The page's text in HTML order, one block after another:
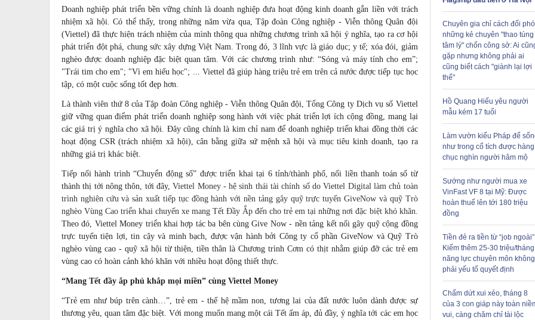
Doanh nghiệp phát triển bền vững chính là doanh nghiệp đưa hoạt động kinh doanh gắn liền với trách
nhiệmxã hội. Có thể thấy, trong những năm vừa qua, Tập đoàn Công nghiệp - Viễn thông Quân đội
(Viettel) đã thực hiện trách nhiệm của mình thông qua những chương trình xã hội ý nghĩa, tạo ra cơ hội
phát triển đột phá, chung sức xây dựng Việt Nam. Trong đó, 3 lĩnh vực là giáo dục; y tế; xóa đói, giảm
nghèo được doanh nghiệp đặc biệt quan tâm. Với các chương trình như: “Sóng và máy tínhcho em”;
"Trái tim cho em"; "Vì em hiếu học"; ... Viettel đã giúp hàng triệu trẻ em trên cả nước được tiếp tục học
tập, có một cuộc sống tốt đẹp hơn.
Là thành viên thứ 8 của Tập đoàn Công nghiệp - Viễn thông Quân đội, Tổng Công ty Dịch vụ số Viettel
giữ vững quan điểm phát triển doanh nghiệp song hành với việc phát triển lợi ích cộng đồng, mang lại
các giá trị ý nghĩa cho xã hội. Đây cũng chính là kim chỉ nam để doanh nghiệp triển khai đồng thời các
hoạt động CSR (trách nhiệm xã hội), cân bằng giữa sứ mệnh xã hội và mục tiêu kinh doanh, tạo ra
những giá trị khác biệt.
Tiếp nối hành trình “Chuyển động số” được triển khai tại 6 tỉnh/thành phố, nối liền thanh toán số từ
thành thị tới nông thôn, tới đây,Viettel Money - hệ sinh thái tài chính số do Viettel Digital làm chủ toàn
trình nghiên cứu và sản xuất tiếp tục đồng hành với nền tảng gây quỹ trực tuyến GiveNow và quỹ Trò
nghèo Vùng Cao triển khai chuyến xe mang Tết Đầy Ắp đến cho trẻ em tại những nơi đặc biệt khó khăn.
Theo đó, Viettel Money triển khai hợp tác ba bên cùng Give Now - nền tảng kết nối gây quỹ cộng đồng
trực tuyến tiện lợi, tin cậy và minh bạch, được vận hành bởi Công ty cổ phần GiveNow và Quỹ Trò
nghèo vùng cao - quỹ xã hội từ thiện, tiền thân là Chương trình Cơm có thịt nhằm giúp đỡ các trẻ em
vùng cao có hoàn cảnh khó khăn với nhiều hoạt động thiết thực.
“Mang Tết đầy ắp phủ khắp mọi miền” cùng Viettel Money
“Trẻ em như búp trên cành…”, trẻ em - thế hệ mầm non, tương lai của đất nước luôn dành được sự
thương yêu, quan tâm đặc biệt. Với mong muốn mang một cái Tết ấm áp, đủ đầy, ý nghĩa tới các em học
Chuyên gia chỉ cách đối phó
những kẻ chuyên "thao túng
tâm lý" chốn công sở: Ai
gặp nhưng không phải ai
cũng biết cách "giành lại lợi
thế"
Hồ Quang Hiếu yêu người
mẫu kém 17 tuổi
Làm vườn kiểu Pháp để
như trong cổ tích được hàng
chục nghìn người hâm mộ
Sướng như người mua xe
VinFast VF 8 tại Mỹ: Được
hoàn thuế lên tới 180 triệu
đồng
Tiền đẻ ra tiền từ “job
Kiếm thêm 25-30 triệu/
năng lực chuyên môn không
phải yếu tố quyết định
Chấm dứt xui xẻo, tháng 8
của 3 con giáp này toàn
vui, càng chăm chỉ tài lộc